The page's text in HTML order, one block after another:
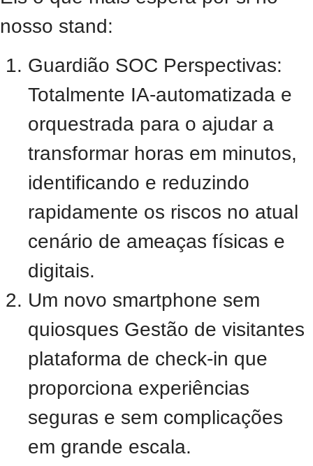
nosso stand:
Guardião SOC Perspectivas:
Totalmente IA-automatizada e
orquestrada para o ajudar a
transformar horas em minutos,
identificando e reduzindo
rapidamente os riscos no atual
cenário de ameaças físicas e
digitais.
Um novo smartphone sem
quiosques Gestão de visitantes
plataforma de check-in que
proporciona experiências
seguras e sem complicações
em grande escala.